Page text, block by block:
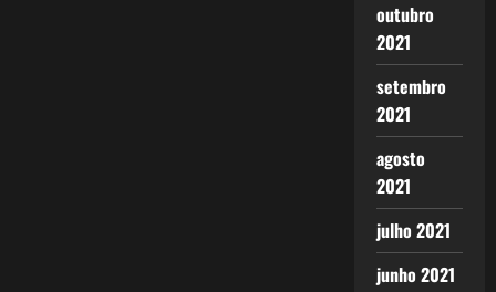
outubro
2021
setembro
2021
agosto
2021
julho 2021
junho 2021